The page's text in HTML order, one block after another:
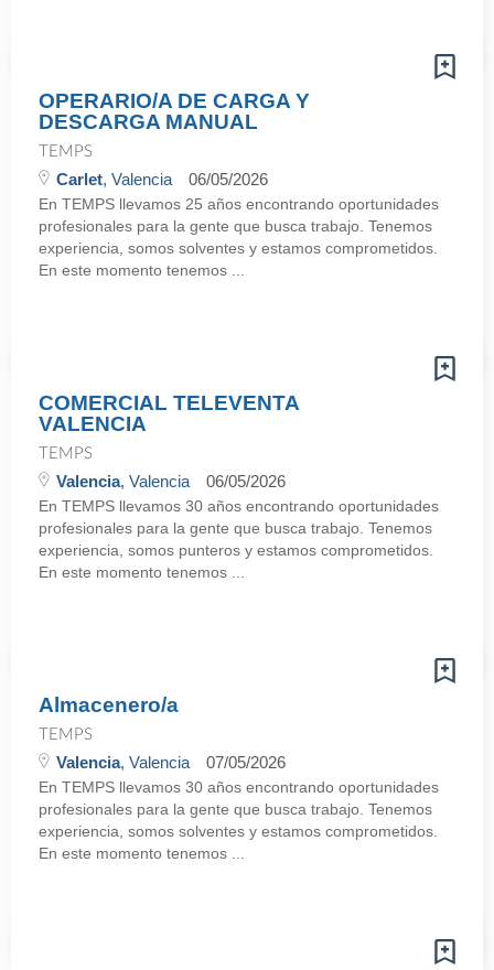
OPERARIO/A DE CARGA Y
DESCARGA MANUAL
TEMPS
Carlet, Valencia 06/05/2026
En TEMPS llevamos 25 años encontrando oportunidades
profesionales para la gente que busca trabajo. Tenemos
experiencia, somos solventes y estamos comprometidos.
En este momento tenemos ...
COMERCIAL TELEVENTA
VALENCIA
TEMPS
Valencia, Valencia 06/05/2026
En TEMPS llevamos 30 años encontrando oportunidades
profesionales para la gente que busca trabajo. Tenemos
experiencia, somos punteros y estamos comprometidos.
En este momento tenemos ...
Almacenero/a
TEMPS
Valencia, Valencia 07/05/2026
En TEMPS llevamos 30 años encontrando oportunidades
profesionales para la gente que busca trabajo. Tenemos
experiencia, somos solventes y estamos comprometidos.
En este momento tenemos ...